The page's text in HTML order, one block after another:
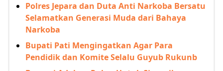
Polres Jepara dan Duta Anti Narkoba Bersatu
Selamatkan Generasi Muda dari Bahaya
Narkoba
Bupati Pati Mengingatkan Agar Para
Pendidik dan Komite Selalu Guyub Rukunb